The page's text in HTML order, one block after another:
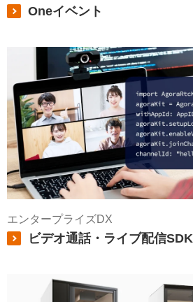
Oneイベント
エンタープライズDX
ビデオ通話・ライブ配信SDK